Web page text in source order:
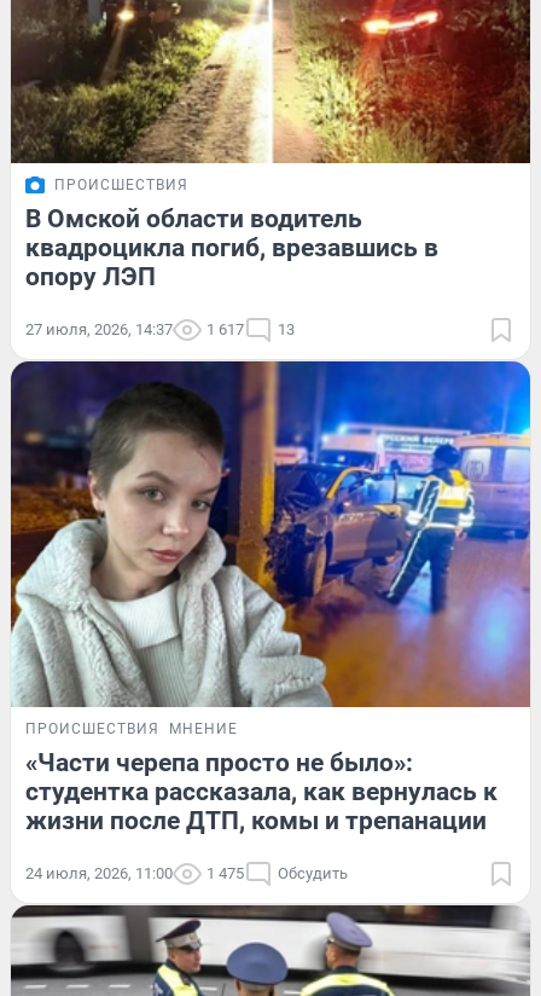
ПРОИСШЕСТВИЯ
В Омской области водитель
квадроцикла погиб, врезавшись в
опору ЛЭП
27 июля, 2026, 14:37 1 617 13
ПРОИСШЕСТВИЯ МНЕНИЕ
«Части черепа просто не было»:
студентка рассказала, как вернулась к
жизни после ДТП, комы и трепанации
24 июля, 2026, 11:00 1 475 Обсудить